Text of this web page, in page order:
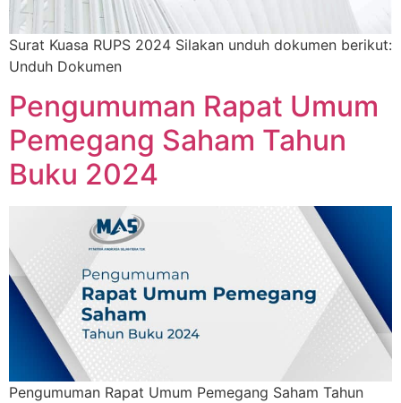
Surat Kuasa RUPS 2024 Silakan unduh dokumen berikut:
Unduh Dokumen
Pengumuman Rapat Umum
Pemegang Saham Tahun
Buku 2024
Pengumuman Rapat Umum Pemegang Saham Tahun